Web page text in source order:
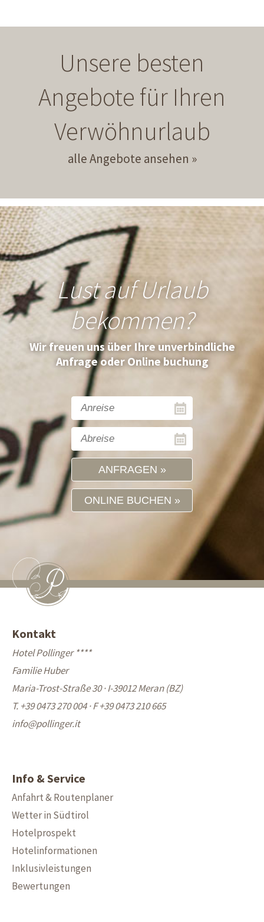
Unsere besten
Angebote für Ihren
Verwöhnurlaub
alle Angebote ansehen
Lust auf Urlaub
bekommen?
Wir freuen uns über Ihre unverbindliche
Anfrage oder Online buchung
ANFRAGEN
ONLINE BUCHEN
Kontakt
Hotel Pollinger ****
Familie Huber
Maria-Trost-Straße 30 · I-39012 Meran (BZ)
T. +39 0473 270 004·F +39 0473 210 665
info@pollinger.it
Info & Service
Anfahrt & Routenplaner
Wetter in Südtirol
Hotelprospekt
Hotelinformationen
Inklusivleistungen
Bewertungen